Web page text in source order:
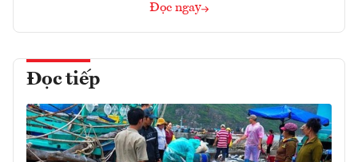
Đọc ngay
Đọc tiếp